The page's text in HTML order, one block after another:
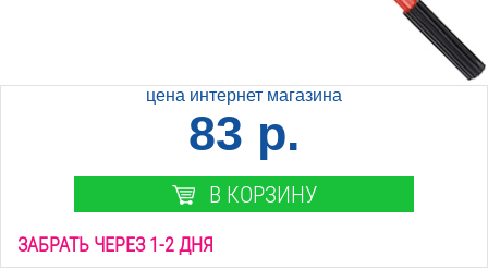
цена интернет магазина
83 р.
В КОРЗИНУ
ЗАБРАТЬ ЧЕРЕЗ 1-2 ДНЯ